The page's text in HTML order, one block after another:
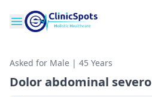
Asked for Male | 45 Years
Dolor abdominal severo